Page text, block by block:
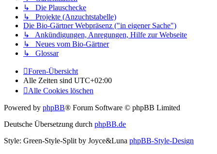
↳ Die Plauschecke
↳ Projekte (Anzuchtstabelle)
Die Bio-Gärtner Webpräsenz ("in eigener Sache")
↳ Ankündigungen, Anregungen, Hilfe zur Webseite
↳ Neues vom Bio-Gärtner
↳ Glossar
Foren-Übersicht
Alle Zeiten sind UTC+02:00
Alle Cookies löschen
Powered by phpBB® Forum Software © phpBB Limited
Deutsche Übersetzung durch phpBB.de
Style: Green-Style-Split by Joyce&Luna phpBB-Style-Design